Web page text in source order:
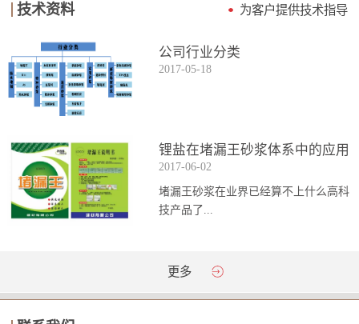
技术资料 为客户提供技术指导
公司行业分类
2017-05-18
锂盐在堵漏王砂浆体系中的应用
2017-06-02
堵漏王砂浆在业界已经算不上什么高科
技产品了...
。简单来说它就是一种能够迅速凝固的
通砂浆的强...
更多